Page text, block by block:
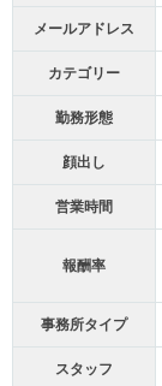
メールアドレス
カテゴリー
勤務形態
顔出し
営業時間
報酬率
事務所タイプ
スタッフ